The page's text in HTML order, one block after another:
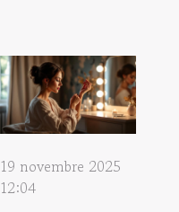
19 novembre 2025
12:04